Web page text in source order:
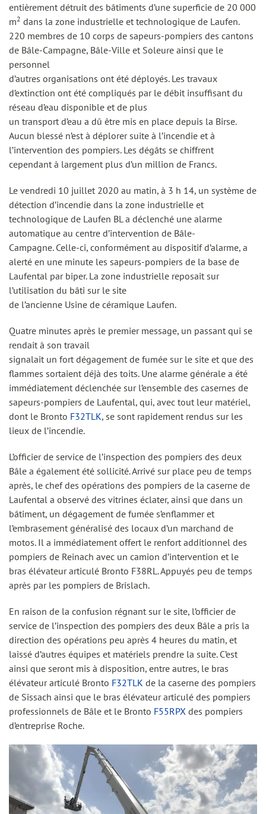
entièrement détruit des bâtiments d’une superficie de 20 000
m2 dans la zone industrielle et technologique de Laufen.
220 membres de 10 corps de sapeurs-pompiers des cantons
de Bâle-Campagne, Bâle-Ville et Soleure ainsi que le
personnel
d’autres organisations ont été déployés. Les travaux
d’extinction ont été compliqués par le débit insuffisant du
réseau d’eau disponible et de plus
un transport d’eau a dû être mis en place depuis la Birse.
Aucun blessé n’est à déplorer suite à l’incendie et à
l’intervention des pompiers. Les dégâts se chiffrent
cependant à largement plus d’un million de Francs.
Le vendredi 10 juillet 2020 au matin, à 3 h 14, un système de
détection d’incendie dans la zone industrielle et
technologique de Laufen BL a déclenché une alarme
automatique au centre d’intervention de Bâle-
Campagne. Celle-ci, conformément au dispositif d’alarme, a
alerté en une minute les sapeurs-pompiers de la base de
Laufental par biper. La zone industrielle reposait sur
l’utilisation du bâti sur le site
de l’ancienne Usine de céramique Laufen.
Quatre minutes après le premier message, un passant qui se
rendait à son travail
signalait un fort dégagement de fumée sur le site et que des
flammes sortaient déjà des toits. Une alarme générale a été
immédiatement déclenchée sur l’ensemble des casernes de
sapeurs-pompiers de Laufental, qui, avec tout leur matériel,
dont le Bronto F32TLK, se sont rapidement rendus sur les
lieux de l’incendie.
L’officier de service de l’inspection des pompiers des deux
Bâle a également été sollicité. Arrivé sur place peu de temps
après, le chef des opérations des pompiers de la caserne de
Laufental a observé des vitrines éclater, ainsi que dans un
bâtiment, un dégagement de fumée s’enflammer et
l’embrasement généralisé des locaux d’un marchand de
motos. Il a immédiatement offert le renfort additionnel des
pompiers de Reinach avec un camion d’intervention et le
bras élévateur articulé Bronto F38RL. Appuyés peu de temps
après par les pompiers de Brislach.
En raison de la confusion régnant sur le site, l’officier de
service de l’inspection des pompiers des deux Bâle a pris la
direction des opérations peu après 4 heures du matin, et
laissé d’autres équipes et matériels prendre la suite. C’est
ainsi que seront mis à disposition, entre autres, le bras
élévateur articulé Bronto F32TLK de la caserne des pompiers
de Sissach ainsi que le bras élévateur articulé des pompiers
professionnels de Bâle et le Bronto F55RPX des pompiers
d’entreprise Roche.